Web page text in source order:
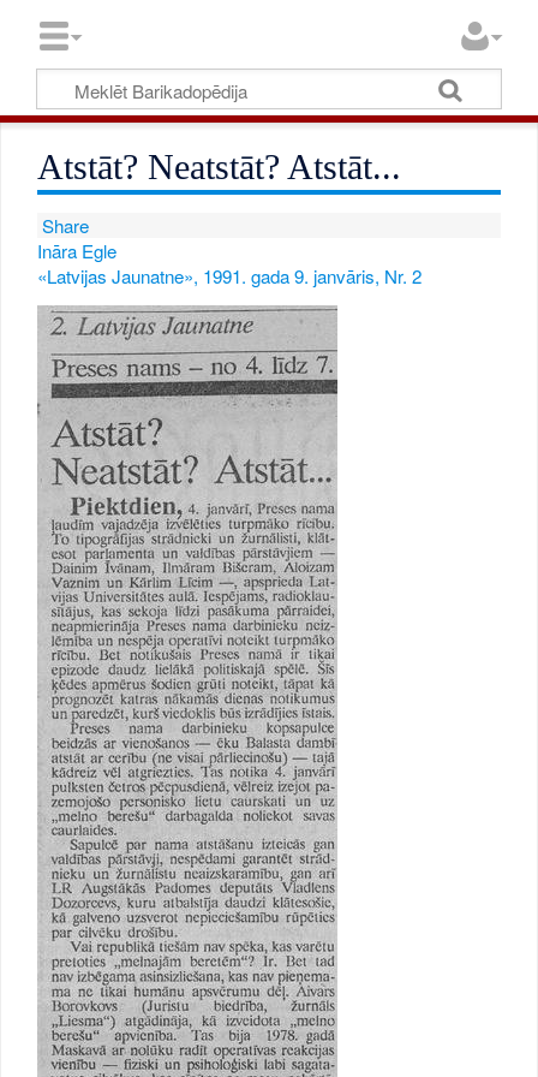
Atstāt? Neatstāt? Atstāt...
Share
Ināra Egle
«Latvijas Jaunatne», 1991. gada 9. janvāris, Nr. 2